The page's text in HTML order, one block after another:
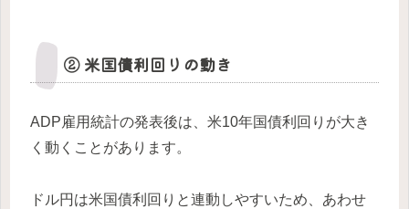
② 米国債利回りの動き
ADP雇用統計の発表後は、米10年国債利回りが大き
く動くことがあります。
ドル円は米国債利回りと連動しやすいため、あわせ